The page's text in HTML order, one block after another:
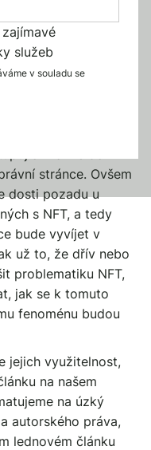
služeb
v souladu se
token neboli
čím dál více nejen
ale taktéž
na tento nový
stránce. Ovšem
dosti pozadu u
s NFT, a tedy
bude vyvíjet v
už to, že dřív nebo
problematiku NFT,
jak se k tomuto
fenoménu budou
jejich využitelnost,
na našem
na úzký
autorského práva,
lednovém článku